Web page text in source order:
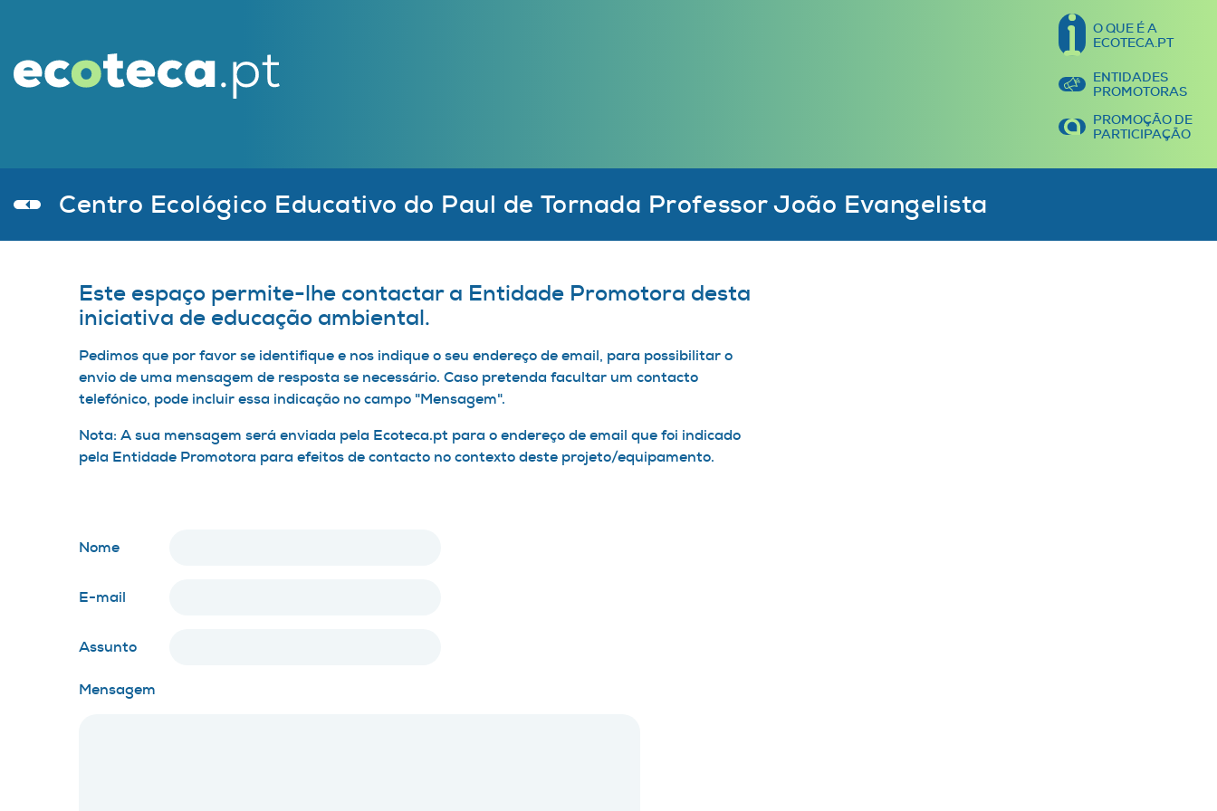
O QUE É A
ECOTECA.PT
ENTIDADES
PROMOTORAS
PROMOÇÃO DE
PARTICIPAÇÃO
Centro Ecológico Educativo do Paul de Tornada Professor João Evangelista
Este espaço permite-lhe contactar a Entidade Promotora desta
iniciativa de educação ambiental.
Pedimos que por favor se identifique e nos indique o seu endereço de email, para possibilitar o
envio de uma mensagem de resposta se necessário. Caso pretenda facultar um contacto
telefónico, pode incluir essa indicação no campo "Mensagem".
Nota: A sua mensagem será enviada pela Ecoteca.pt para o endereço de email que foi indicado
pela Entidade Promotora para efeitos de contacto no contexto deste projeto/equipamento.
Nome
E-mail
Assunto
Mensagem